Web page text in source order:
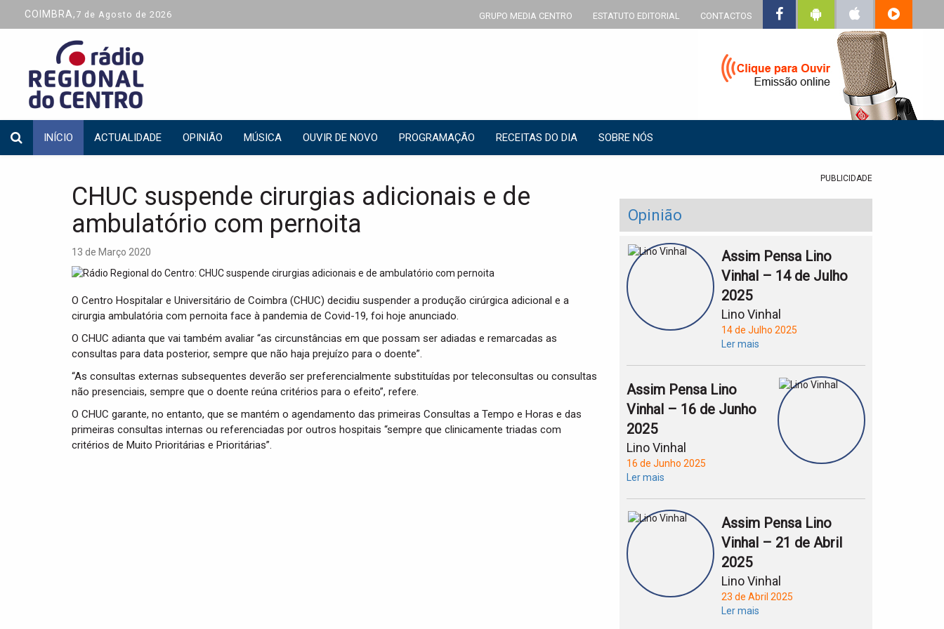
COIMBRA, 7 de Agosto de 2026 GRUPO MEDIA CENTRO ESTATUTO EDITORIAL CONTACTOS
INÍCIO ACTUALIDADE OPINIÃO MÚSICA OUVIR DE NOVO PROGRAMAÇÃO RECEITAS DO DIA SOBRE NÓS
CHUC suspende cirurgias adicionais e de
ambulatório com pernoita
13 de Março 2020
O Centro Hospitalar e Universitário de Coimbra (CHUC) decidiu suspender a produção cirúrgica adicional e a
cirurgia ambulatória com pernoita face à pandemia de Covid-19, foi hoje anunciado.
O CHUC adianta que vai também avaliar “as circunstâncias em que possam ser adiadas e remarcadas as
consultas para data posterior, sempre que não haja prejuízo para o doente”.
“As consultas externas subsequentes deverão ser preferencialmente substituídas por teleconsultas ou consultas
não presenciais, sempre que o doente reúna critérios para o efeito”, refere.
O CHUC garante, no entanto, que se mantém o agendamento das primeiras Consultas a Tempo e Horas e das
primeiras consultas internas ou referenciadas por outros hospitais “sempre que clinicamente triadas com
critérios de Muito Prioritárias e Prioritárias”.
PUBLICIDADE
Opinião
Assim Pensa Lino
Vinhal – 14 de Julho
2025
Lino Vinhal
14 de Julho 2025
Ler mais
Assim Pensa Lino
Vinhal – 16 de Junho
2025
Lino Vinhal
16 de Junho 2025
Ler mais
Assim Pensa Lino
Vinhal – 21 de Abril
2025
Lino Vinhal
23 de Abril 2025
Ler mais